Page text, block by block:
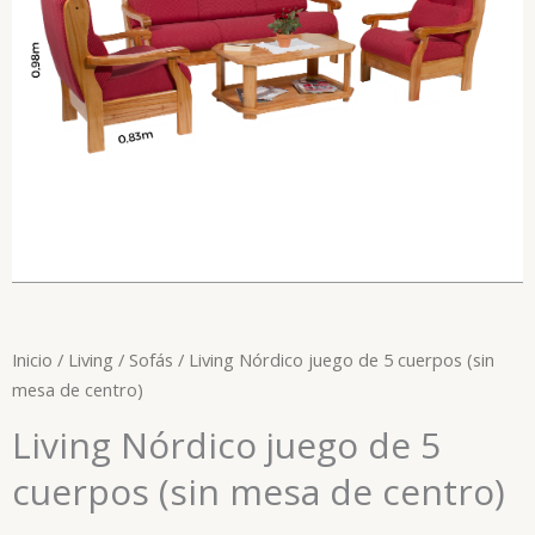
Inicio / Living / Sofás / Living Nórdico juego de 5 cuerpos (sin
mesa de centro)
Living Nórdico juego de 5
cuerpos (sin mesa de centro)